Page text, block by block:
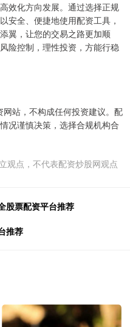
效化方向发展。通过选择正规
安全、便捷地使用配资工具，
翼，让您的交易之路更加顺
险控制，理性投资，方能行稳
站，不构成任何投资建议。配
况谨慎决策，选择合规机构合
观点，不代表配资炒股网观点
股票配资平台推荐
推荐